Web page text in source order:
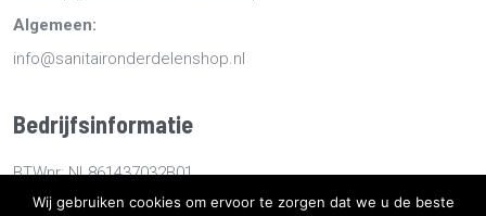
Algemeen:
info@sanitaironderdelenshop.nl
Bedrijfsinformatie
BTWnr: NL861437032B01
KvKnr: 78527112
Wij gebruiken cookies om ervoor te zorgen dat we u de beste